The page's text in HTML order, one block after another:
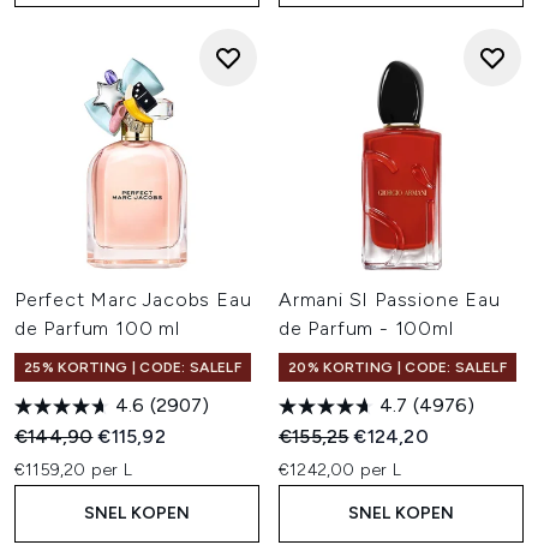
Perfect Marc Jacobs Eau
de Parfum 100 ml
25% KORTING | CODE: SALELF
4.6 (2907)
Recommended Retail Price:
€144,90Huidige prijs:
€115,92
€1159,20 per L
SNEL KOPEN
Armani SI Passione Eau
de Parfum - 100ml
20% KORTING | CODE: SALELF
4.7 (4976)
Recommended Retail Price:
€155,25Huidige prijs:
€124,20
€1242,00 per L
SNEL KOPEN